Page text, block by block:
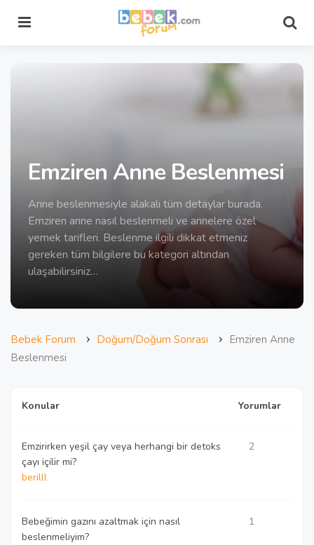
Emziren Anne Beslenmesi
Anne beslenmesiyle alakalı tüm detaylar burada.
Emziren anne nasıl beslenmeli ve annelere özel
yemek tarifleri. Beslenme ilgili dikkat etmeniz
gereken tüm bilgilere bu kategori altından
ulaşabilirsiniz…
Bebek Forum › Doğum/Doğum Sonrası › Emziren Anne
Beslenmesi
Konular Yorumlar
Emzirirken yeşil çay veya herhangi bir detoks
çayı içilir mi?
berilll
2
Bebeğimin gazını azaltmak için nasıl
beslenmeliyim?
1